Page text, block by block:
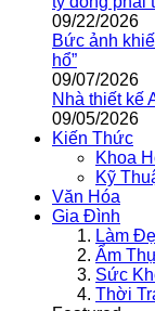
09/22/2026
Bức ảnh
hổ”
09/07/2026
Nhà thiết kế
09/05/2026
Kiến Thức
Khoa
Kỹ
Văn Hóa
Gia Đình
Làm
Ẩm
Sức
Thời